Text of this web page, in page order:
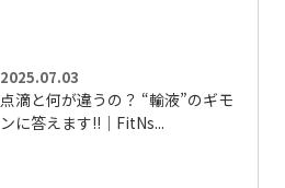
2025.07.03
点滴と何が違うの？ “輸液”のギモ
ンに答えます!!｜FitNs...